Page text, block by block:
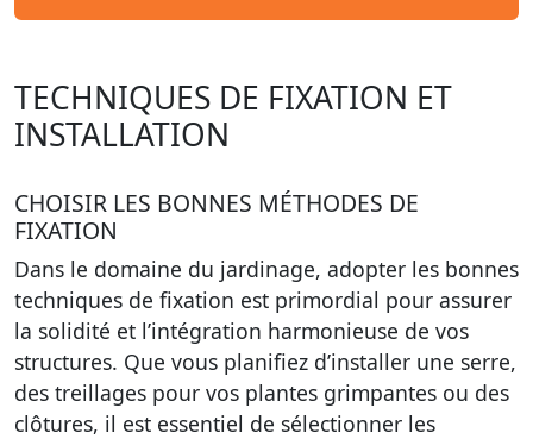
TECHNIQUES DE FIXATION ET
INSTALLATION
CHOISIR LES BONNES MÉTHODES DE
FIXATION
Dans le domaine du jardinage, adopter les bonnes
techniques de fixation est primordial pour assurer
la solidité et l’intégration harmonieuse de vos
structures. Que vous planifiez d’installer une serre,
des treillages pour vos plantes grimpantes ou des
clôtures, il est essentiel de sélectionner les